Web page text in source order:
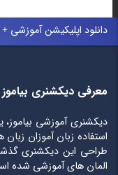
دانلود اپلیکیشن آموزشی
معرفی دیکشنری بیاموز
دیکشنری آموزشی
استفاده زبان آموزان
طراحی این دیکشنری
المان های آموزشی شده